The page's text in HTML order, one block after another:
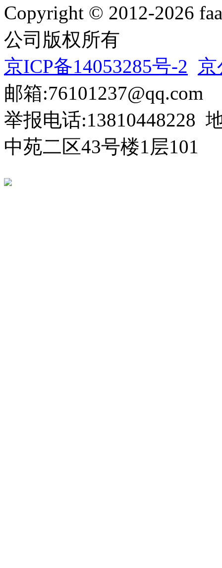
Copyright © 2012-2026
公司版权所有
京ICP备14053285号-2 京
邮箱:76101237@qq.com
举报电话:13810448228
中苑二区43号楼1层101